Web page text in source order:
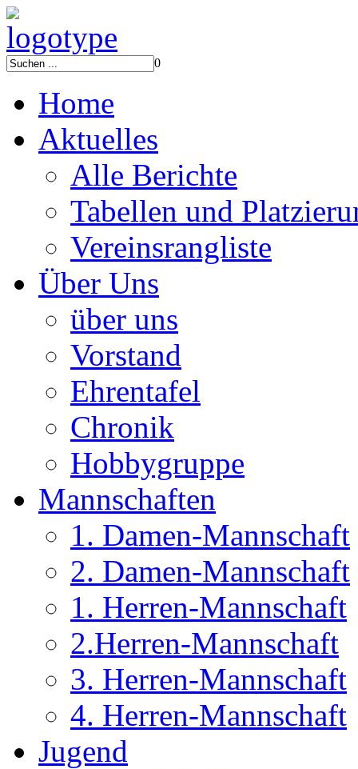
0
Home
Aktuelles
Alle Berichte
Tabellen und
Vereinsrangliste
Über Uns
über uns
Vorstand
Ehrentafel
Chronik
Hobbygruppe
Mannschaften
1. Damen-Mannschaft
2. Damen-Mannschaft
1. Herren-Mannschaft
2.Herren-Mannschaft
3. Herren-Mannschaft
4. Herren-Mannschaft
Jugend